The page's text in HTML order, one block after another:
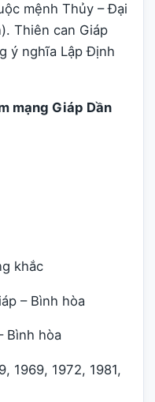
mệnh Thủy – Đại
Thiên can Giáp
ý nghĩa Lập Định
mạng Giáp Dần
khắc
– Bình hòa
Bình hòa
1969, 1972, 1981,